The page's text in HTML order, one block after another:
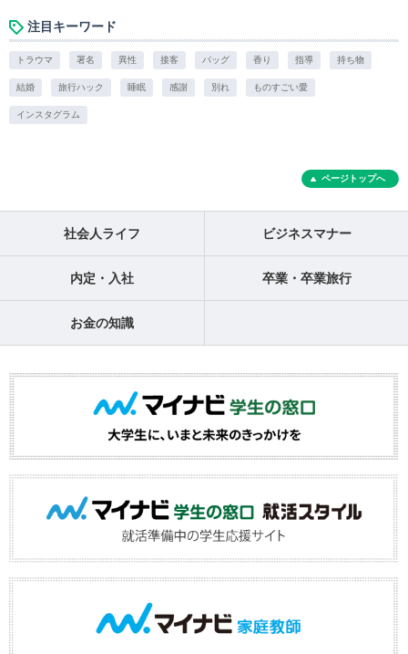
注目キーワード
トラウマ 署名 異性 接客 バッグ 香り 指導 持ち物
結婚 旅行ハック 睡眠 感謝 別れ ものすごい愛
インスタグラム
ページトップへ
社会人ライフ ビジネスマナー
内定・入社 卒業・卒業旅行
お金の知識